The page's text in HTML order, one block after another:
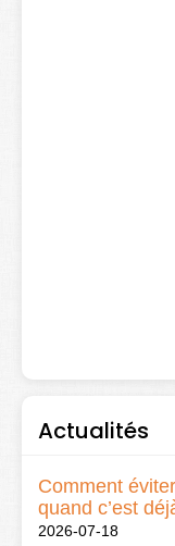
Actualités
Comment
quand c’est
2026-07-18